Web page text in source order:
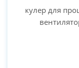
кулер для